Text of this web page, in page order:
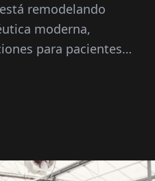
remodelando
moderna,
para pacientes